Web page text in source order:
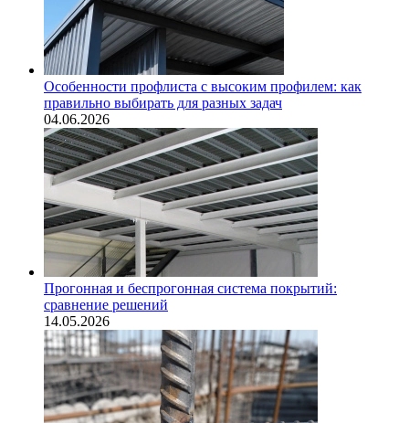
Особенности профлиста с высоким профилем: как
правильно выбирать для разных задач
04.06.2026
Прогонная и беспрогонная система покрытий:
сравнение решений
14.05.2026